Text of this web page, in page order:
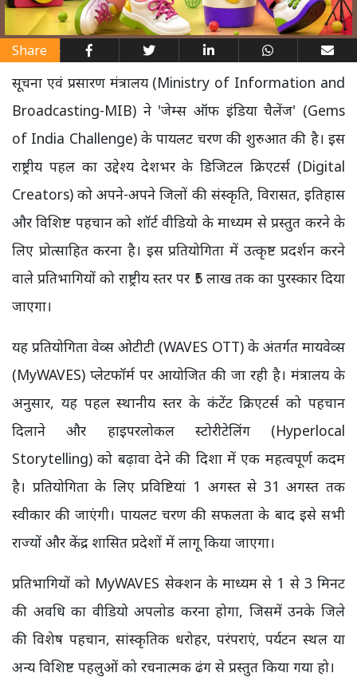
Share
सूचना एवं प्रसारण मंत्रालय (Ministry of Information and
Broadcasting-MIB) ने 'जेम्स ऑफ इंडिया चैलेंज' (Gems
of India Challenge) के पायलट चरण की शुरुआत की है। इस
राष्ट्रीय पहल का उद्देश्य देशभर के डिजिटल क्रिएटर्स (Digital
Creators) को अपने-अपने जिलों की संस्कृति, विरासत, इतिहास
और विशिष्ट पहचान को शॉर्ट वीडियो के माध्यम से प्रस्तुत करने के
लिए प्रोत्साहित करना है। इस प्रतियोगिता में उत्कृष्ट प्रदर्शन करने
वाले प्रतिभागियों को राष्ट्रीय स्तर पर ₹5 लाख तक का पुरस्कार दिया
जाएगा।
यह प्रतियोगिता वेव्स ओटीटी (WAVES OTT) के अंतर्गत मायवेव्स
(MyWAVES) प्लेटफॉर्म पर आयोजित की जा रही है। मंत्रालय के
अनुसार, यह पहल स्थानीय स्तर के कंटेंट क्रिएटर्स को पहचान
दिलाने और हाइपरलोकल स्टोरीटेलिंग (Hyperlocal
Storytelling) को बढ़ावा देने की दिशा में एक महत्वपूर्ण कदम
है। प्रतियोगिता के लिए प्रविष्टियां 1 अगस्त से 31 अगस्त तक
स्वीकार की जाएंगी। पायलट चरण की सफलता के बाद इसे सभी
राज्यों और केंद्र शासित प्रदेशों में लागू किया जाएगा।
प्रतिभागियों को MyWAVES सेक्शन के माध्यम से 1 से 3 मिनट
की अवधि का वीडियो अपलोड करना होगा, जिसमें उनके जिले
की विशेष पहचान, सांस्कृतिक धरोहर, परंपराएं, पर्यटन स्थल या
अन्य विशिष्ट पहलुओं को रचनात्मक ढंग से प्रस्तुत किया गया हो।